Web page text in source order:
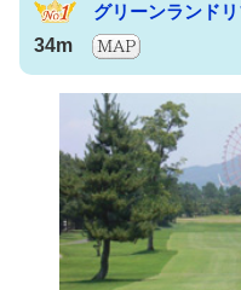
グリーンランド
34m